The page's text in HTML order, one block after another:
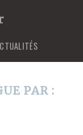
PAR :